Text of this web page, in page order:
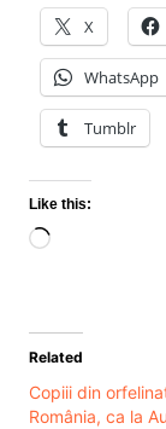
X
WhatsApp
Tumblr
Like this:
Loading…
Related
Copiii din
România, ca la